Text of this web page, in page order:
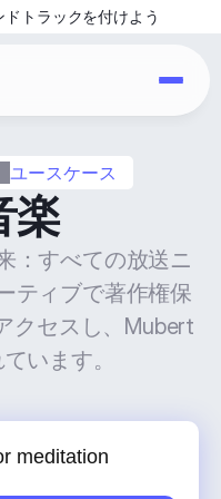
ユースケース
楽
：すべての放送ニ
ティブで著作権保
クセスし、Mubert
います。
トラックを付けよう